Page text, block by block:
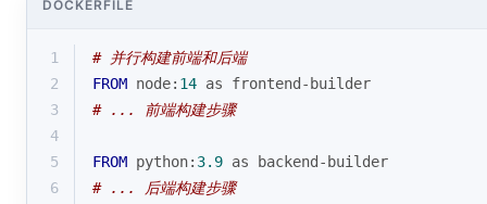
DOCKERFILE
1
# 并行构建前端和后端
2
FROM node: 14 as frontend-builder
3
# ... 前端构建步骤
4
5
FROM python: 3.9 as backend-builder
6
# ... 后端构建步骤